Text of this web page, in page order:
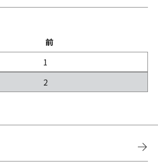
前
1
2